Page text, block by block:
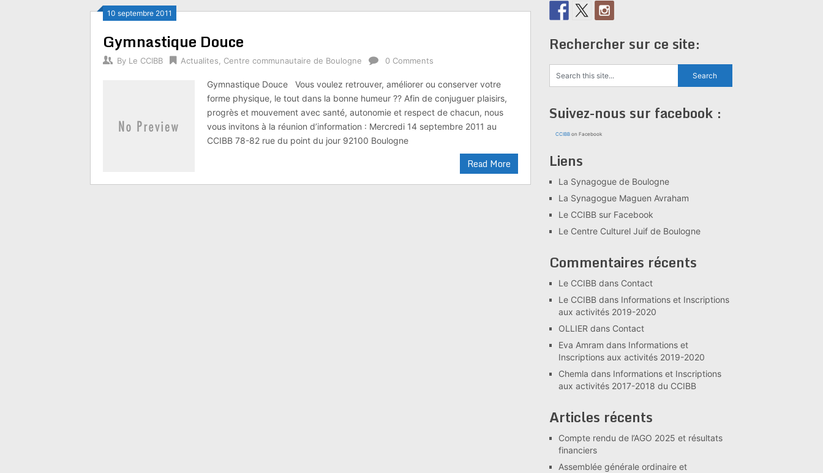
10 septembre 2011
Gymnastique Douce
By Le CCIBB Actualites Centre communautaire de Boulogne 0 Comments
Gymnastique Douce Vous voulez retrouver, améliorer ou conserver votre
forme physique, le tout dans la bonne humeur ?? Afin de conjuguer plaisirs,
progrès et mouvement avec santé, autonomie et respect de chacun, nous
vous invitons à la réunion d’information : Mercredi 14 septembre 2011 au
CCIBB 78-82 rue du point du jour 92100 Boulogne
Read More
Rechercher sur ce site:
Suivez-nous sur facebook :
CCIBB on Facebook
Liens
La Synagogue de Boulogne
La Synagogue Maguen Avraham
Le CCIBB sur Facebook
Le Centre Culturel Juif de Boulogne
Commentaires récents
Le CCIBB dans Contact
Le CCIBB dans Informations et Inscriptions
aux activités 2019-2020
OLLIER dans Contact
Eva Amram dans Informations et
Inscriptions aux activités 2019-2020
Chemla dans Informations et Inscriptions
aux activités 2017-2018 du CCIBB
Articles récents
Compte rendu de l’AGO 2025 et résultats
financiers
Assemblée générale ordinaire et